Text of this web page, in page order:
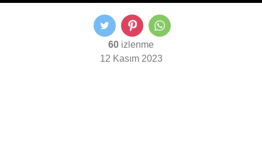
60 izlenme
12 Kasım 2023